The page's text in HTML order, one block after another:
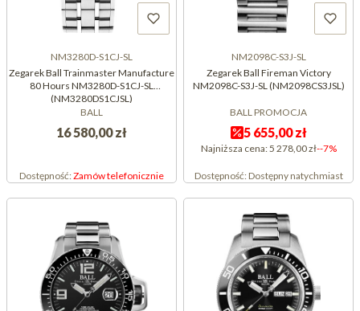
NM3280D-S1CJ-SL
Zegarek Ball Trainmaster Manufacture
80 Hours NM3280D-S1CJ-SL
(NM3280DS1CJSL)
BALL
16 580,00 zł
Dostępność:Zamów telefonicznie
NM2098C-S3J-SL
Zegarek Ball Fireman Victory
NM2098C-S3J-SL (NM2098CS3JSL)
BALL PROMOCJA
5 655,00 zł
Najniższa cena:5 278,00 zł--7%
Dostępność:Dostępny natychmiast